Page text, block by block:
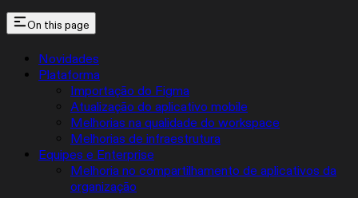
On this page
Novidades
Plataforma
Importação do Figma
Atualização do aplicativo mobile
Melhorias na qualidade do workspace
Melhorias de infraestrutura
Equipes e Enterprise
Melhoria no compartilhamento de aplicativos da
organização